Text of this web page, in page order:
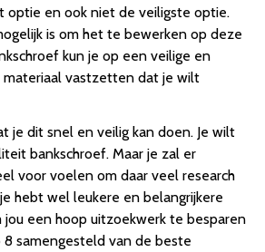
optie en ook niet de veiligste optie.
is om het te bewerken op deze
kun je op een veilige en
materiaal vastzetten dat je wilt
je dit snel en veilig kan doen. Je wilt
bankschroef. Maar je zal er
voor voelen om daar veel research
hebt wel leukere en belangrijkere
een hoop uitzoekwerk te besparen
samengesteld van de beste